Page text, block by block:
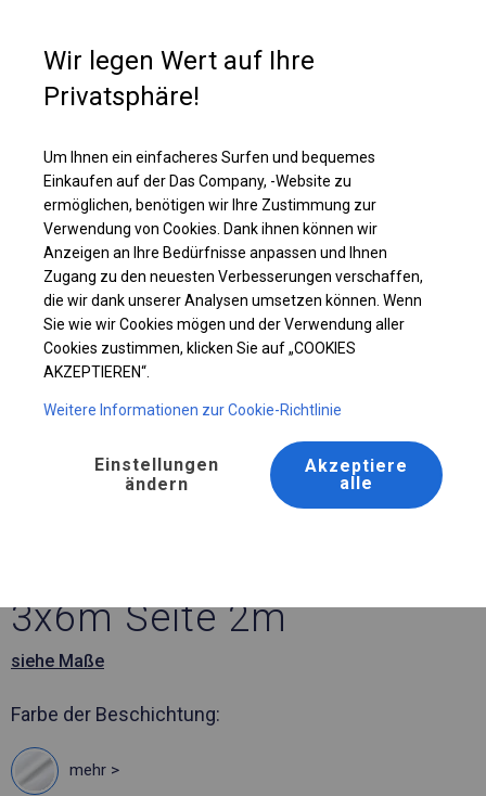
Solides Partyzelt | 3x6 m
3x6m Seite 2m
siehe Maße
Farbe der Beschichtung:
mehr >
Wir legen Wert auf Ihre
Privatsphäre!
Um Ihnen ein einfacheres Surfen und bequemes
Einkaufen auf der Das Company, -Website zu
ermöglichen, benötigen wir Ihre Zustimmung zur
Verwendung von Cookies. Dank ihnen können wir
Anzeigen an Ihre Bedürfnisse anpassen und Ihnen
Zugang zu den neuesten Verbesserungen verschaffen,
die wir dank unserer Analysen umsetzen können. Wenn
Sie wie wir Cookies mögen und der Verwendung aller
Cookies zustimmen, klicken Sie auf „COOKIES
AKZEPTIEREN“.
Weitere Informationen zur Cookie-Richtlinie
Einstellungen
ändern
Akzeptiere
alle